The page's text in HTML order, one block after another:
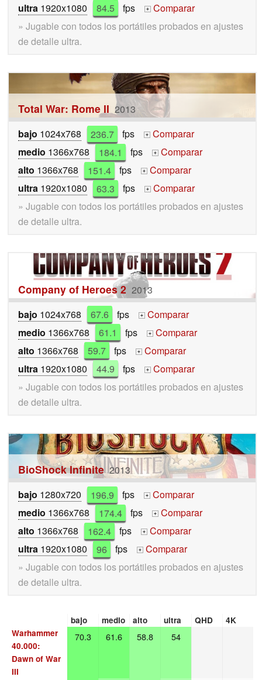
ultra 1920x1080 84.5 fps +
Comparar
» Jugable con todos los portátiles probados en ajustes
de detalle ultra.
Total War: Rome II 2013
bajo 1024x768 236.7 fps +
Comparar
medio 1366x768 184.1 fps +
Comparar
alto 1366x768 151.4 fps +
Comparar
ultra 1920x1080 63.3 fps +
Comparar
» Jugable con todos los portátiles probados en ajustes
de detalle ultra.
Company of Heroes 2 2013
bajo 1024x768 67.6 fps +
Comparar
medio 1366x768 61.1 fps +
Comparar
alto 1366x768 59.7 fps +
Comparar
ultra 1920x1080 44.9 fps +
Comparar
» Jugable con todos los portátiles probados en ajustes
de detalle ultra.
BioShock Infinite 2013
bajo 1280x720 196.9 fps +
Comparar
medio 1366x768 174.4 fps +
Comparar
alto 1366x768 162.4 fps +
Comparar
ultra 1920x1080 96 fps +
Comparar
» Jugable con todos los portátiles probados en ajustes
de detalle ultra.
bajo medio alto ultra QHD
4K
Warhammer
40.000:
Dawn of War
III
70.3 61.6 58.8 54